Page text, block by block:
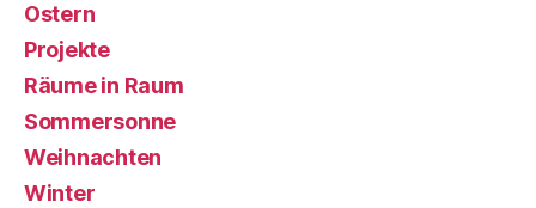
Ostern
Projekte
Räume in Raum
Sommersonne
Weihnachten
Winter